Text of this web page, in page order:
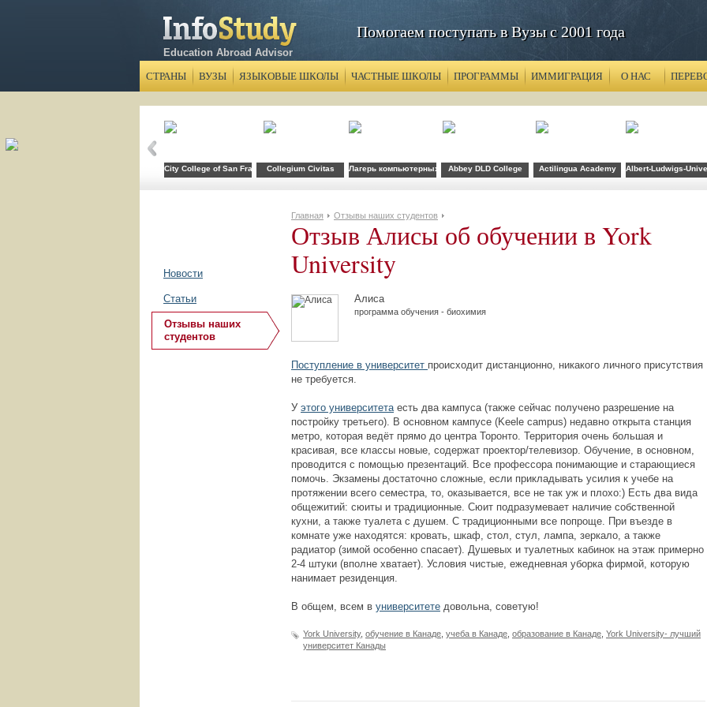
Education Abroad Advisor
Помогаем поступать в Вузы с 2001 года
СТРАНЫ ВУЗЫ ЯЗЫКОВЫЕ ШКОЛЫ ЧАСТНЫЕ ШКОЛЫ ПРОГРАММЫ ИММИГРАЦИЯ О НАС
City College of San FranciscoCollegium Civitas Лагерь компьютерных технологий FLS при CSU Fullerton
Abbey DLD College Actilingua Academy Albert-Ludwigs-
Новости
Статьи
Отзывы наших
студентов
Главная Отзывы наших студентов
Отзыв Алисы об обучении в York
University
Алиса
программа обучения - биохимия
Поступление в университет происходит дистанционно, никакого личного присутствия
не требуется.
У этого университетаесть два кампуса (также сейчас получено разрешение на
постройку третьего). В основном кампусе (Keele campus) недавно открыта станция
метро, которая ведёт прямо до центра Торонто. Территория очень большая и
красивая, все классы новые, содержат проектор/телевизор. Обучение, в основном,
проводится с помощью презентаций. Все профессора понимающие и старающиеся
помочь. Экзамены достаточно сложные, если прикладывать усилия к учебе на
протяжении всего семестра, то, оказывается, все не так уж и плохо:) Есть два вида
общежитий: сюиты и традиционные. Сюит подразумевает наличие собственной
кухни, а также туалета с душем. С традиционными все попроще. При въезде в
комнате уже находятся: кровать, шкаф, стол, стул, лампа, зеркало, а также
радиатор (зимой особенно спасает). Душевых и туалетных кабинок на этаж примерно
2-4 штуки (вполне хватает). Условия чистые, ежедневная уборка фирмой, которую
нанимает резиденция.
В общем, всем в университете довольна, советую!
York University, обучение в Канаде учеба в Канаде образование в Канаде York University- лучший
университет Канады